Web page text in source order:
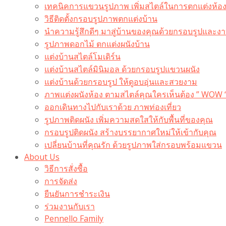
เทคนิคการแขวนรูปภาพ เพิ่มสไตล์ในการตกแต่งห้อง
วิธีติดตั้งกรอบรูปภาพตกแต่งบ้าน
นำความรู้สึกดีๆ มาสู่บ้านของคุณด้วยกรอบรูปและง
รูปภาพดอกไม้ ตกแต่งผนังบ้าน
แต่งบ้านสไตล์โมเดิร์น
แต่งบ้านสไตล์มินิมอล ด้วยกรอบรูปแขวนผนัง
แต่งบ้านด้วยกรอบรูป ให้ดูอบอุ่นและสวยงาม
ภาพแต่งผนังห้อง ตามสไตล์คุณใครเห็นต้อง ” WOW
ออกเดินทางไปกับเราด้วย ภาพท่องเที่ยว
รูปภาพติดผนัง เพิ่มความสดใสให้กับพื้นที่ของคุณ
กรอบรูปติดผนัง สร้างบรรยากาศใหม่ให้เข้ากับคุณ
เปลี่ยนบ้านที่คุณรัก ด้วยรูปภาพใส่กรอบพร้อมแขวน​
About Us
วิธีการสั่งซื้อ
การจัดส่ง
ยืนยันการชำระเงิน
ร่วมงานกับเรา
Pennello Family